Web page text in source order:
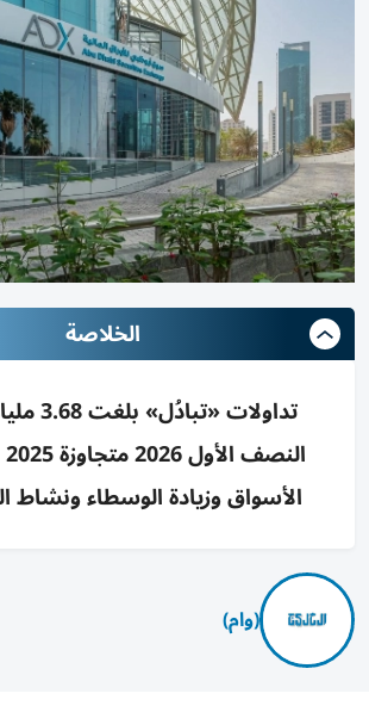
الخلاصة
تداولات
الأسواق وزيادة الوسطاء ونشاط
(وام)